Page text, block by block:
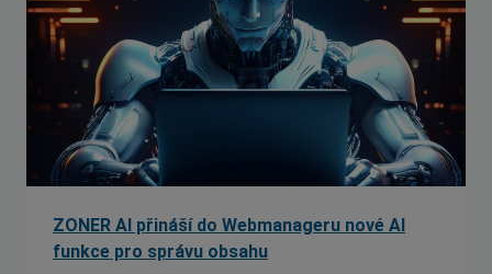
ZONER AI přináší do Webmanageru nové AI
funkce pro správu obsahu